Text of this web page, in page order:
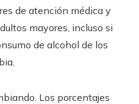
de atención médica y
mayores, incluso si
de alcohol de los
Los porcentajes